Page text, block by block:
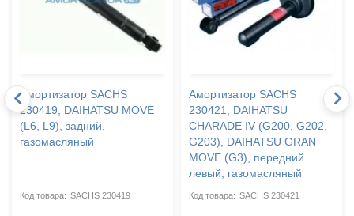
Амортизатор SACHS
230419, DAIHATSU MOVE
(L6, L9), задний,
газомасляный
SACHS 230419
Амортизатор SACHS
230421, DAIHATSU
CHARADE IV (G200, G202,
G203), DAIHATSU GRAN
MOVE (G3), передний
левый, газомасляный
SACHS 230421